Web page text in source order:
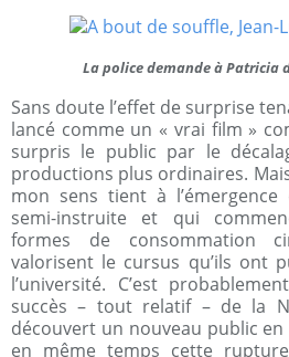
La police demande à Patricia
Sans doute l’effet de surprise
lancé comme un « vrai film »
surpris le public par le
productions plus ordinaires.
mon sens tient à l’émergence
semi-instruite et qui
formes de consommation
valorisent le cursus qu’ils ont
l’université. C’est
succès – tout relatif – de la
découvert un nouveau public
en même temps cette rupture